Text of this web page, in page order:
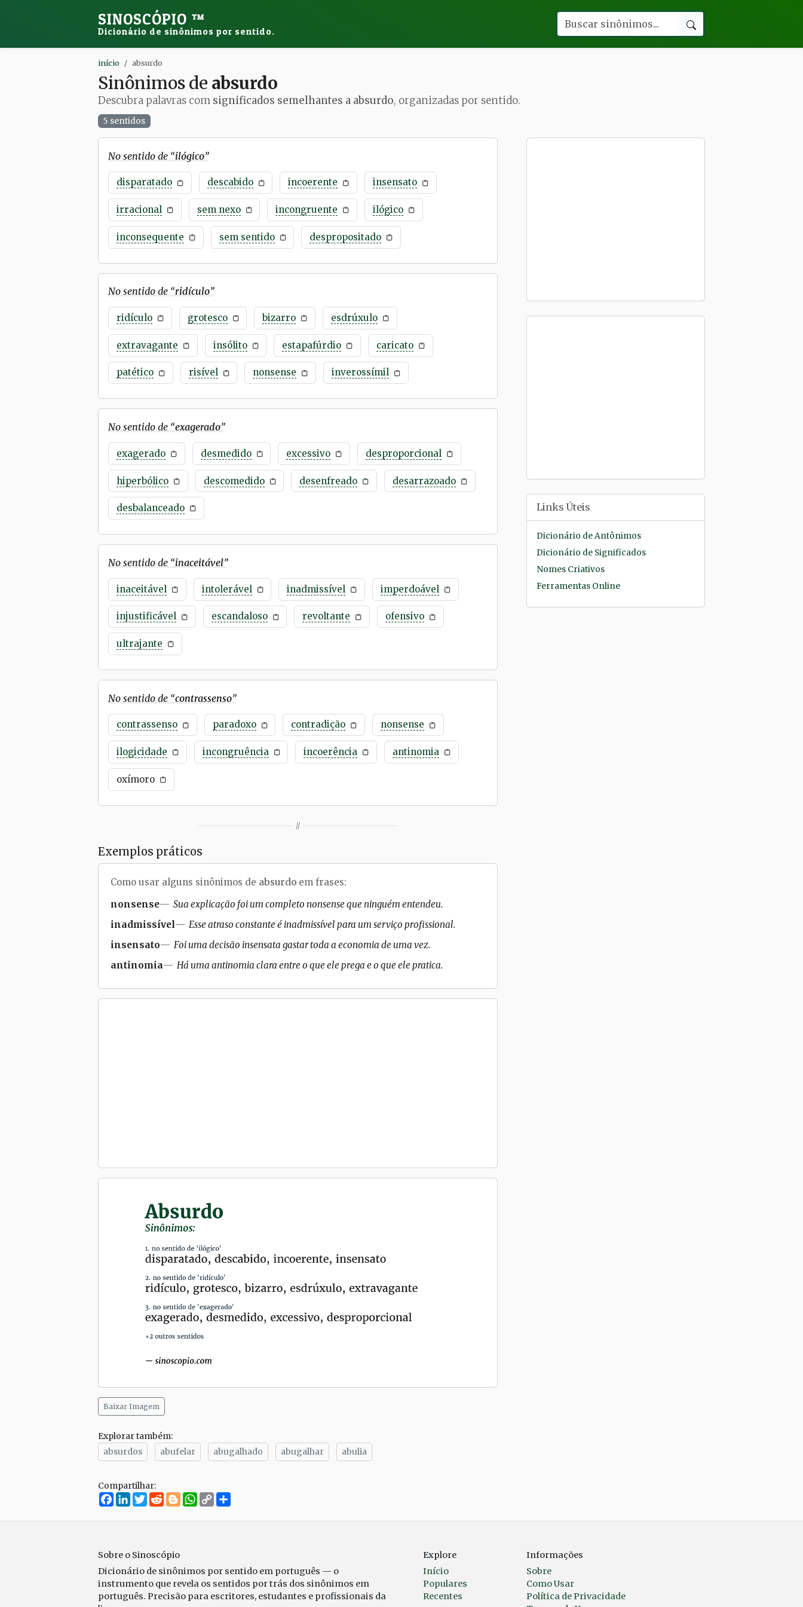
SINOSCÓPIO ™
Dicionário de sinônimos por sentido.
início absurdo
Sinônimos de absurdo
Descubra palavras com significados semelhantes a absurdo, organizadas por sentido.
5 sentidos
No sentido de “ilógico”
disparatado descabido incoerente insensato
irracional sem nexo incongruente ilógico
inconsequente sem sentido despropositado
No sentido de “ridículo”
ridículo grotesco bizarro esdrúxulo
extravagante insólito estapafúrdio caricato
patético risível nonsense inverossímil
No sentido de “exagerado”
exagerado desmedido excessivo desproporcional
hiperbólico descomedido desenfreado desarrazoado
desbalanceado
No sentido de “inaceitável”
inaceitável intolerável inadmissível imperdoável
injustificável escandaloso revoltante ofensivo
ultrajante
No sentido de “contrassenso”
contrassenso paradoxo contradição nonsense
ilogicidade incongruência incoerência antinomia
oxímoro
//
Exemplos práticos
Como usar alguns sinônimos de absurdo em frases:
nonsense
Sua explicação foi um completo nonsense que ninguém entendeu.
inadmissível
Esse atraso constante é inadmissível para um serviço profissional.
insensato
Foi uma decisão insensata gastar toda a economia de uma vez.
antinomia
Há uma antinomia clara entre o que ele prega e o que ele pratica.
Baixar Imagem
Explorar também:
absurdos
abufelar abugalhado abugalhar abulia
Compartilhar:
Facebook
LinkedIn
Twitter
RedditBloggerWhatsApp
Copy
Link
Links Úteis
Dicionário de Antônimos
Dicionário de Significados
Nomes Criativos
Ferramentas Online
Sobre o Sinoscópio
Dicionário de sinônimos por sentido em português — o
instrumento que revela os sentidos por trás dos sinônimos em
português. Precisão para escritores, estudantes e profissionais da
Explore
Início
Populares
Recentes
Informações
Sobre
Como Usar
Política de Privacidade